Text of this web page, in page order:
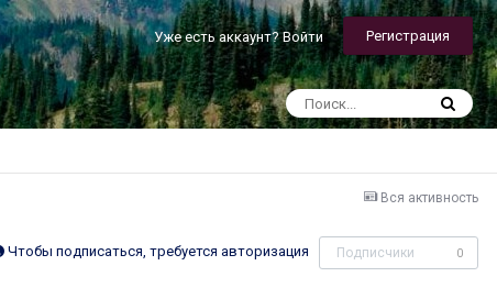
Уже есть аккаунт? Войти Регистрация
Вся активность
Чтобы подписаться, требуется авторизация Подписчики 0